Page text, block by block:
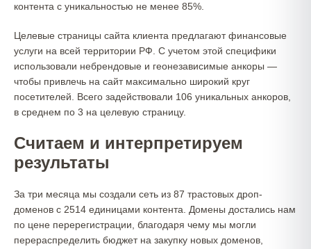
контента с уникальностью не менее 85%.
Целевые страницы сайта клиента предлагают финансовые
услуги на всей территории РФ. С учетом этой специфики
использовали небрендовые и геонезависимые анкоры —
чтобы привлечь на сайт максимально широкий круг
посетителей. Всего задействовали 106 уникальных анкоров,
в среднем по 3 на целевую страницу.
Считаем и интерпретируем
результаты
За три месяца мы создали сеть из 87 трастовых дроп-
доменов с 2514 единицами контента. Домены достались нам
по цене перерегистрации, благодаря чему мы могли
перераспределить бюджет на закупку новых доменов,